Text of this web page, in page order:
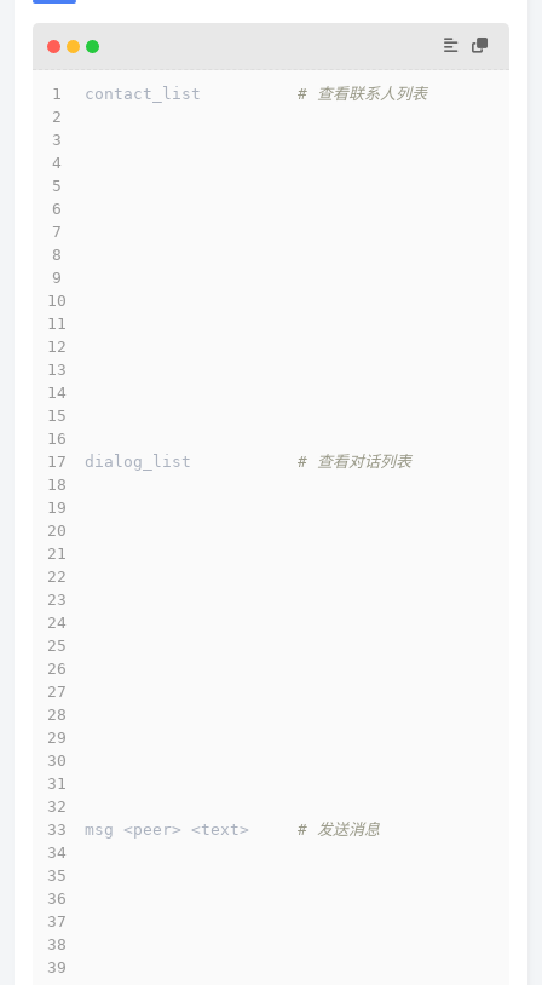
contact_list # 查看联系人列表
dialog_list # 查看对话列表
msg <peer> <text> # 发送消息